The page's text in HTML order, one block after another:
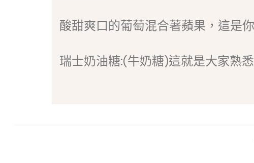
酸甜爽口的葡萄混合著蘋果，這是
瑞士奶油糖:(牛奶糖)這就是大家熟